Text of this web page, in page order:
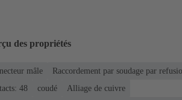
des propriétés
mâle Raccordement par soudage par
48
coudé
Alliage de cuivre